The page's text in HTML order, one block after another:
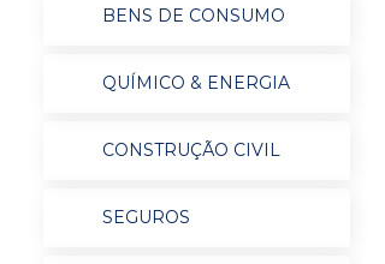
BENS DE CONSUMO
QUÍMICO & ENERGIA
CONSTRUÇÃO CIVIL
SEGUROS